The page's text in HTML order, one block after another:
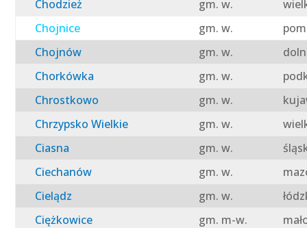
Chodzież
gm. w.
Chojnice
gm. w.
Chojnów
gm. w.
Chorkówka
gm. w.
Chrostkowo
gm. w.
Chrzypsko Wielkie
gm. w.
Ciasna
gm. w.
Ciechanów
gm. w.
Cielądz
gm. w.
Ciężkowice
gm. m-w.